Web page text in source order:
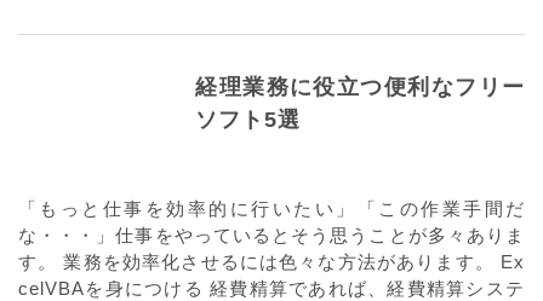
経理業務に役立つ便利なフリー
ソフト5選
「もっと仕事を効率的に行いたい」「この作業手間だ
な・・・」仕事をやっているとそう思うことが多々ありま
す。 業務を効率化させるには色々な方法があります。 Ex
celVBAを身につける 経費精算であれば、経費精算システ